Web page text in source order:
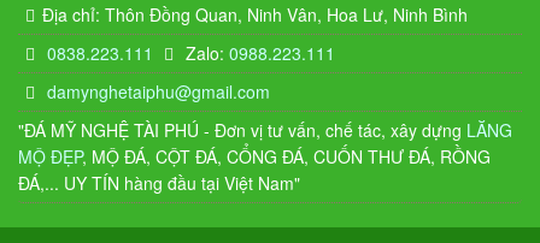
Địa chỉ: Thôn Đồng Quan, Ninh Vân, Hoa Lư, Ninh Bình
0838.223.111
Zalo:0988.223.111
damynghetaiphu@gmail.com
"ĐÁ MỸ NGHỆ TÀI PHÚ - Đơn vị tư vấn, chế tác, xây dựng LĂNG
MỘ ĐẸP, MỘ ĐÁ, CỘT ĐÁ, CỔNG ĐÁ, CUỐN THƯ ĐÁ, RỒNG
ĐÁ,... UY TÍN hàng đầu tại Việt Nam"